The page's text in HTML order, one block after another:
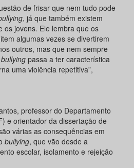
de frisar que nem tudo pode
, já que também existem
os jovens. Ele lembra que os
algumas vezes se divertirem
outros, mas que nem sempre
bullying passa a ter característica
uma violência repetitiva”,
professor do Departamento
e orientador da dissertação de
várias as consequências em
bullying, que vão desde a
escolar, isolamento e rejeição